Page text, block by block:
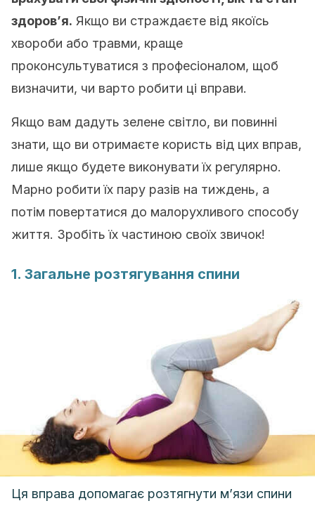
здоров’я. Якщо ви страждаєте від якоїсь
хвороби або травми, краще
проконсультуватися з професіоналом, щоб
визначити, чи варто робити ці вправи.
Якщо вам дадуть зелене світло, ви повинні
знати, що ви отримаєте користь від цих вправ,
лише якщо будете виконувати їх регулярно.
Марно робити їх пару разів на тиждень, а
потім повертатися до малорухливого способу
життя. Зробіть їх частиною своїх звичок!
1. Загальне розтягування спини
Ця вправа допомагає розтягнути м’язи спини